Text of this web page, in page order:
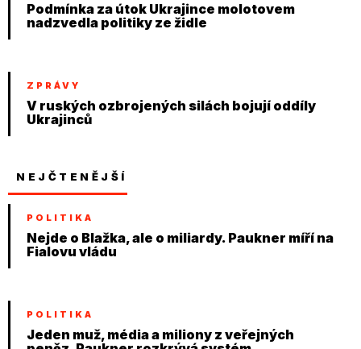
Podmínka za útok Ukrajince molotovem
nadzvedla politiky ze židle
ZPRÁVY
V ruských ozbrojených silách bojují oddíly
Ukrajinců
NEJČTENĚJŠÍ
POLITIKA
Nejde o Blažka, ale o miliardy. Paukner míří na
Fialovu vládu
POLITIKA
Jeden muž, média a miliony z veřejných